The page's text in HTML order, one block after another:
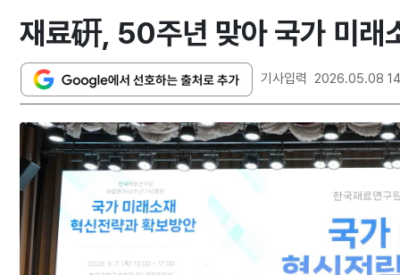
재료硏, 50주년 맞아 국가 미래
기사입력 2026.05.08